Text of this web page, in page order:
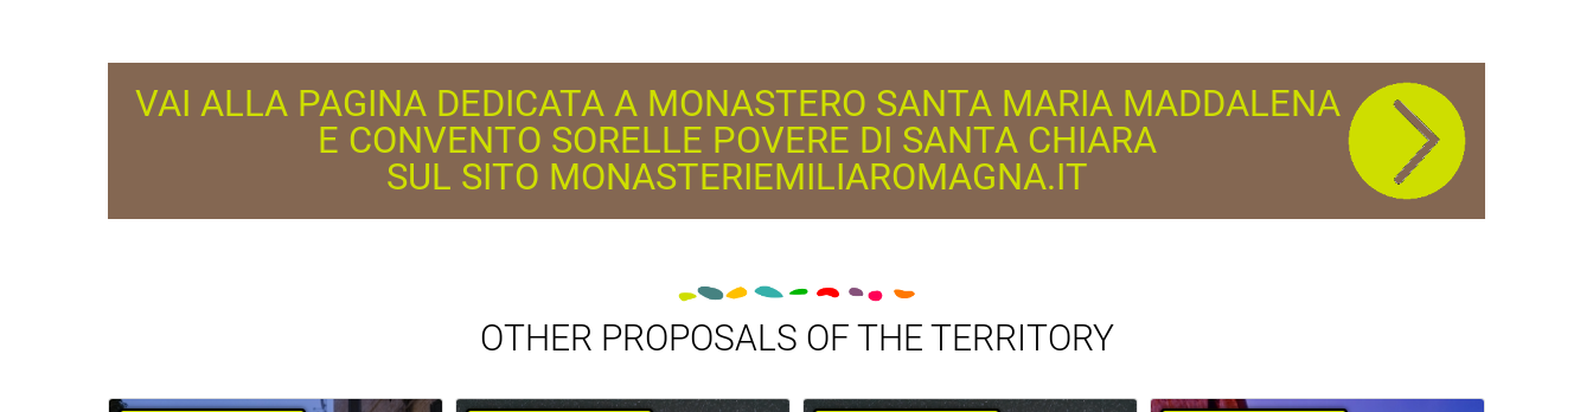
VAI ALLA PAGINA DEDICATA A MONASTERO SANTA MARIA MADDALENA
E CONVENTO SORELLE POVERE DI SANTA CHIARA
SUL SITO MONASTERIEMILIAROMAGNA.IT
OTHER PROPOSALS OF THE TERRITORY